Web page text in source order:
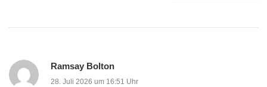
Ramsay Bolton
28. Juli 2026 um 16:51 Uhr